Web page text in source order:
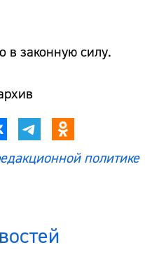
в законную силу.
политике